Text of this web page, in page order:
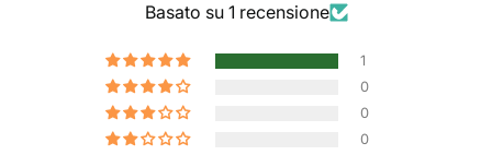
Basato su 1 recensione
1
0
0
0